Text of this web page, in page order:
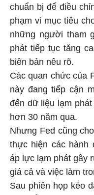
chuẩn bị để điều
phạm vi mục tiêu
những người tham
phát tiếp tục tăng
biên bản nêu rõ.
Các quan chức của
này đang tiếp cận
đến dữ liệu lạm
hơn 30 năm qua.
Nhưng Fed cũng
thực hiện các hành
áp lực lạm phát gây
giá cả và việc làm
Sau phiên họp kéo